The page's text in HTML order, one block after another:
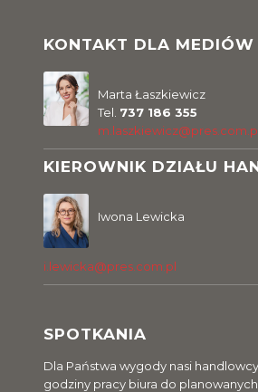
KONTAKT DLA MEDIÓW
Marta Łaszkiewicz
Tel. 737 186 355
KIEROWNIK DZIAŁU
Iwona Lewicka
i.lewicka@pres.com.pl
SPOTKANIA
Dla Państwa wygody nasi
godziny pracy biura do